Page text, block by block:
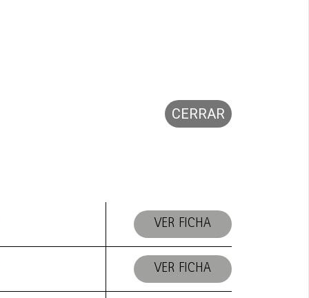
CERRAR
VER FICHA
VER FICHA